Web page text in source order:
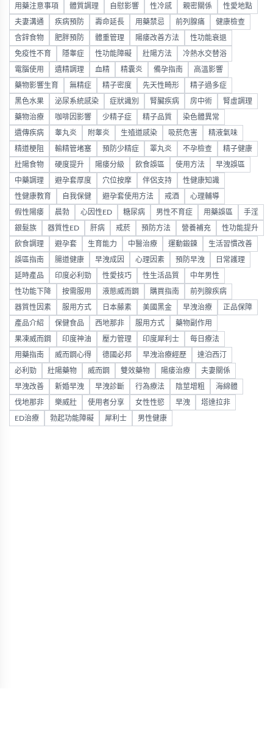
用藥注意事項 體質調理 自慰影響 性冷感 親密關係 性愛地點
夫妻溝通 疾病預防 壽命延長 用藥禁忌 前列腺痛 健康檢查
含鋅食物 肥胖預防 體重管理 陽痿改善方法 性功能衰退
免疫性不育 隱睾症 性功能障礙 壯陽方法 冷熱水交替浴
電腦使用 遺精調理 血精 精囊炎 備孕指南 高溫影響
藥物影響生育 無精症 精子密度 先天性畸形 精子過多症
黑色水果 泌尿系統感染 症狀識別 腎臟疾病 房中術 腎虛調理
藥物治療 咖啡因影響 少精子症 精子品質 染色體異常
遺傳疾病 睾丸炎 附睾炎 生殖道感染 吸菸危害 精液氣味
精道梗阻 輸精管堵塞 預防少精症 睪丸炎 不孕檢查 精子健康
壯陽食物 硬度提升 陽痿分級 飲食誤區 使用方法 早洩誤區
中藥調理 避孕套厚度 穴位按摩 伴侶支持 性健康知識
性健康教育 自我保健 避孕套使用方法 戒酒 心理輔導
假性陽痿 晨勃 心因性ED 糖尿病 男性不育症 用藥誤區 手淫
銀髮族 器質性ED 肝病 戒菸 預防方法 營養補充 性功能提升
飲食調理 避孕套 生育能力 中醫治療 運動鍛鍊 生活習慣改善
誤區指南 腸道健康 早洩成因 心理因素 預防早洩 日常護理
延時產品 印度必利勁 性愛技巧 性生活品質 中年男性
性功能下降 按需服用 液態威而鋼 購買指南 前列腺疾病
器質性因素 服用方式 日本藤素 美國黑金 早洩治療 正品保障
產品介紹 保健食品 西地那非 服用方式 藥物副作用
果凍威而鋼 印度神油 壓力管理 印度犀利士 每日療法
用藥指南 威而鋼心得 德國必邦 早洩治療經歷 達泊西汀
必利勁 壯陽藥物 威而鋼 雙效藥物 陽痿治療 夫妻關係
早洩改善 新婚早洩 早洩診斷 行為療法 陰莖增粗 海綿體
伐地那非 樂威壯 使用者分享 女性性慾 早洩 塔達拉非
ED治療 勃起功能障礙 犀利士 男性健康